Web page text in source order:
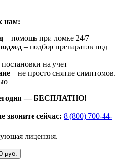
нам:
– помощь при ломке 24/7
– подбор препаратов под
постановки на учет
– не просто снятие симптомов,
— БЕСПЛАТНО!
звоните сейчас: 8 (800) 700-44-
лицензия.
руб.